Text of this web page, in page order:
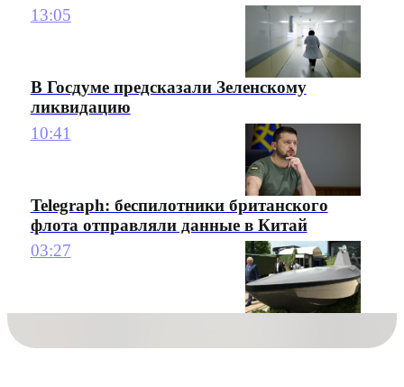
13:05
В Госдуме предсказали Зеленскому
ликвидацию
10:41
Telegraph: беспилотники британского
флота отправляли данные в Китай
03:27